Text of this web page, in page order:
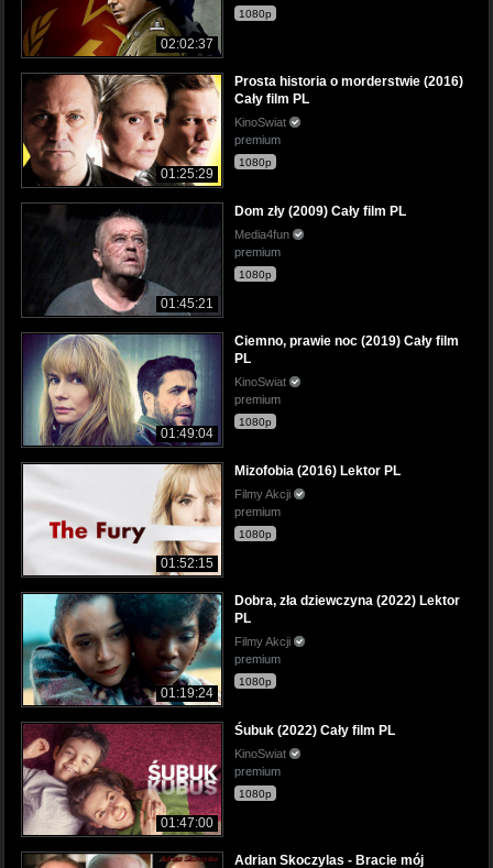
02:02:37
1080p
01:25:29
Prosta historia o morderstwie (2016)
Cały film PL
KinoSwiat
premium
1080p
01:45:21
Dom zły (2009) Cały film PL
Media4fun
premium
1080p
01:49:04
Ciemno, prawie noc (2019) Cały film
PL
KinoSwiat
premium
1080p
01:52:15
Mizofobia (2016) Lektor PL
Filmy Akcji
premium
1080p
01:19:24
Dobra, zła dziewczyna (2022) Lektor
PL
Filmy Akcji
premium
1080p
01:47:00
Śubuk (2022) Cały film PL
KinoSwiat
premium
1080p
Adrian Skoczylas - Bracie mój